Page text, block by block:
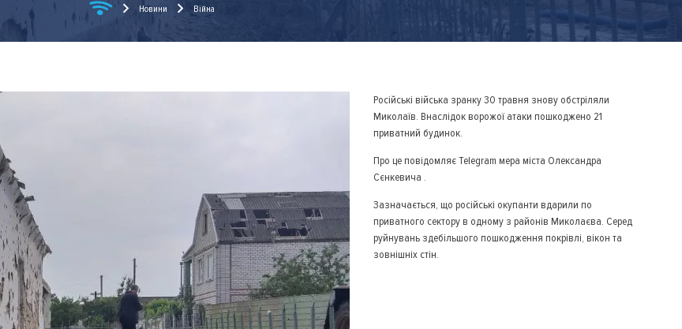
Новини Війна
Російські війська зранку 30 травня знову обстріляли
Миколаїв. Внаслідок ворожої атаки пошкоджено 21
приватний будинок.
Про це повідомляє Telegram мера міста Олександра
Сєнкевича .
Зазначається, що російські окупанти вдарили по
приватного сектору в одному з районів Миколаєва. Серед
руйнувань здебільшого пошкодження покрівлі, вікон та
зовнішніх стін.